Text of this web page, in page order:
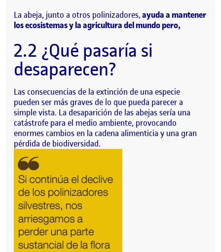
La abeja, junto a otros polinizadores,ayuda a mantener
los ecosistemas y la agricultura del mundo pero,
2.2 ¿Qué pasaría si
desaparecen?
Las consecuencias de la extinción de una especie
pueden ser más graves de lo que pueda parecer a
simple vista. La desaparición de las abejas sería una
catástrofe para el medio ambiente, provocando
enormes cambios en la cadena alimenticia y una gran
pérdida de biodiversidad.